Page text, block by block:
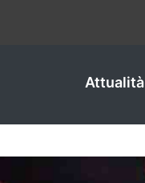
Attualità